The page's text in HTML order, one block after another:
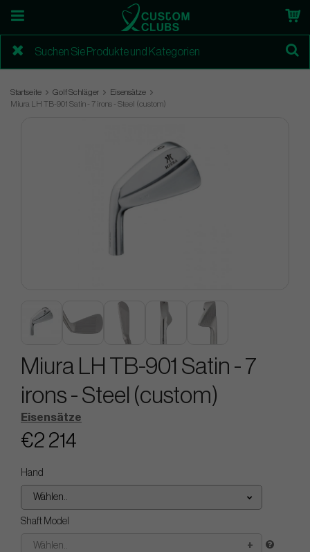
Startseite Golf Schläger
Eisensätze
Miura LH TB-901 Satin - 7 irons - Steel (custom)
Miura LH TB-901 Satin - 7
irons - Steel (custom)
Eisensätze
€2 214
Hand
Wählen..
Shaft Model
Wählen..